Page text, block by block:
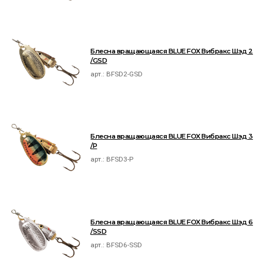
Блесна вращающаяся BLUE FOX Вибракс Шэд 2
/GSD
арт.: BFSD2-GSD
Блесна вращающаяся BLUE FOX Вибракс Шэд 3
/P
арт.: BFSD3-P
Блесна вращающаяся BLUE FOX Вибракс Шэд 6
/SSD
арт.: BFSD6-SSD